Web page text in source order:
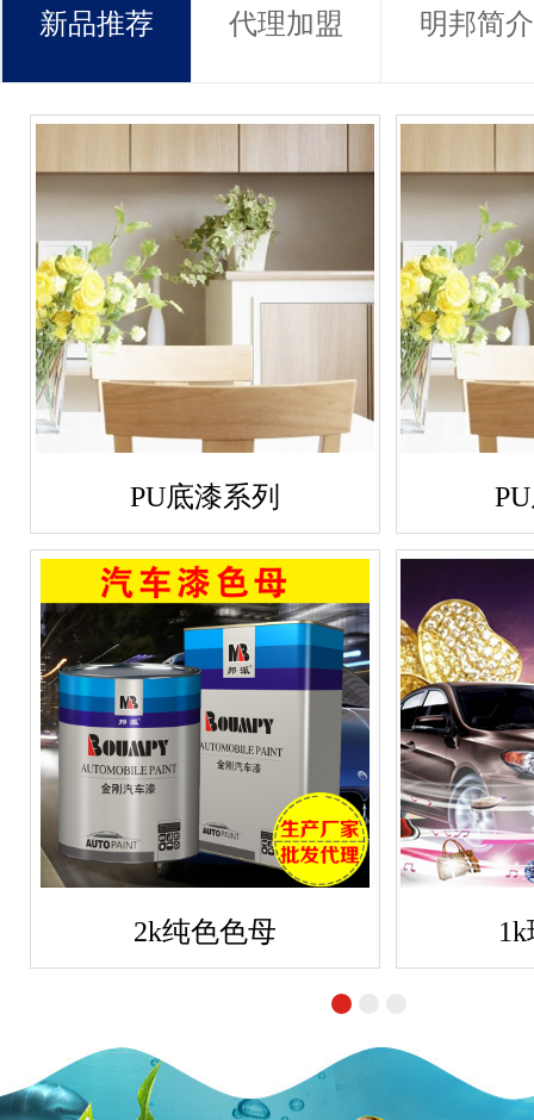
新品推荐 代理加盟 明邦简介
PU底漆系列
2k纯色色母